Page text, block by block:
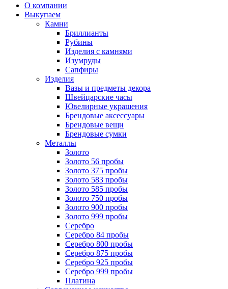
О компании
Выкупаем
Камни
Бриллианты
Рубины
Изделия с камнями
Изумруды
Сапфиры
Изделия
Вазы и предметы декора
Швейцарские часы
Ювелирные украшения
Брендовые аксессуары
Брендовые вещи
Брендовые сумки
Металлы
Золото
Золото 56 пробы
Золото 375 пробы
Золото 583 пробы
Золото 585 пробы
Золото 750 пробы
Золото 900 пробы
Золото 999 пробы
Серебро
Серебро 84 пробы
Серебро 800 пробы
Серебро 875 пробы
Серебро 925 пробы
Серебро 999 пробы
Платина